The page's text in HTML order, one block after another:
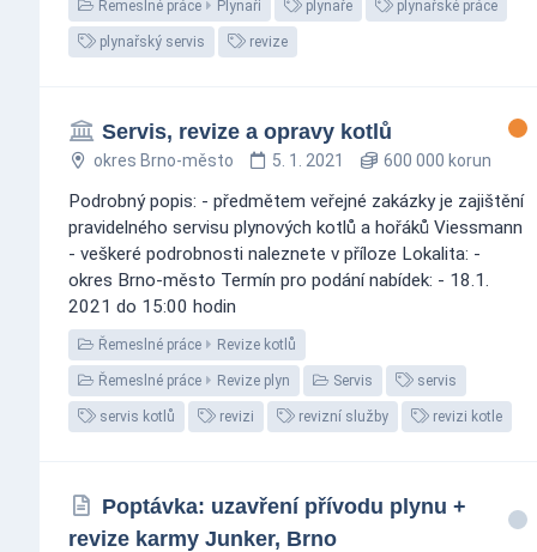
Řemeslné práce Plynaři plynaře plynařské práce
plynařský servis revize
Servis, revize a opravy kotlů
okres Brno-město 5. 1. 2021 600 000 korun
Podrobný popis: - předmětem veřejné zakázky je zajištění
pravidelného servisu plynových kotlů a hořáků Viessmann
- veškeré podrobnosti naleznete v příloze Lokalita: -
okres Brno-město Termín pro podání nabídek: - 18.1.
2021 do 15:00 hodin
Řemeslné práce Revize kotlů
Řemeslné práce Revize plyn Servis servis
servis kotlů revizi revizní služby revizi kotle
Poptávka: uzavření přívodu plynu +
revize karmy Junker, Brno